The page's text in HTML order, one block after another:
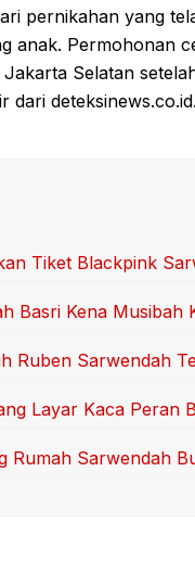
pernikahan yang
anak. Permohonan
Jakarta Selatan
dari deteksinews.co.id.
Tiket Blackpink
Basri Kena Musibah
Ruben Sarwendah
Layar Kaca Peran
Rumah Sarwendah